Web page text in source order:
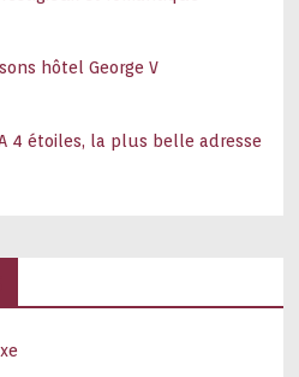
hôtel George V
4 étoiles, la plus belle adresse